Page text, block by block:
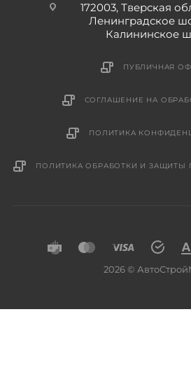
172003, Тверская
Ленинградское
Калининское
ПУБЛИЧНАЯ
СОГЛАШЕНИЕ НА
ПОЛИТИКА
ПОЛИТИКА ОБРАБОТКИ И ЗАЩИТЫ
2026 ©